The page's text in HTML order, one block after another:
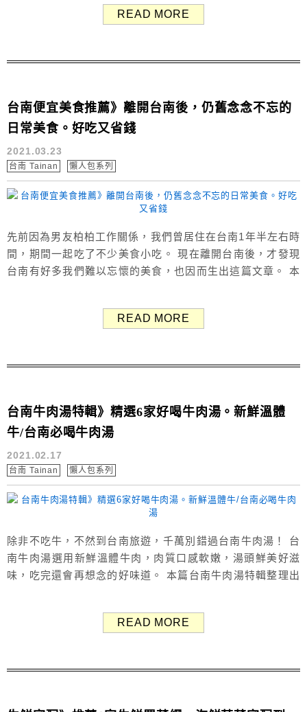
抗病毒喔！ 以下整理出4家即食料理網站：UP Sports、
READ MORE
台南便宜美食推薦》離開台南後，仍舊念念不忘的
日常美食。好吃又省錢
2021.03.23
台南 Tainan 懶人包系列
先前因為男友柏柏工作關係，我們曾居住在台南1年半左右時
間，期間一起吃了不少美食小吃。 現在離開台南後，才發現
台南有好多我們難以忘懷的美食，也因而生出這篇文章。 本
附上食記連結，大部分都是一些便宜又不錯吃的食物，非常
READ MORE
台南牛肉湯特輯》精選6家好喝牛肉湯。新鮮溫體
牛/台南必喝牛肉湯
2021.02.17
台南 Tainan 懶人包系列
除非不吃牛，不然到台南旅遊，千萬別錯過台南牛肉湯！ 台
南牛肉湯選用新鮮溫體牛肉，肉質口感軟嫩，湯頭鮮美好滋
味，吃完還會再想念的好味道。 本篇台南牛肉湯特輯整理出
據Google地圖人氣指數從低排到高，大家可參考Google評價
READ MORE